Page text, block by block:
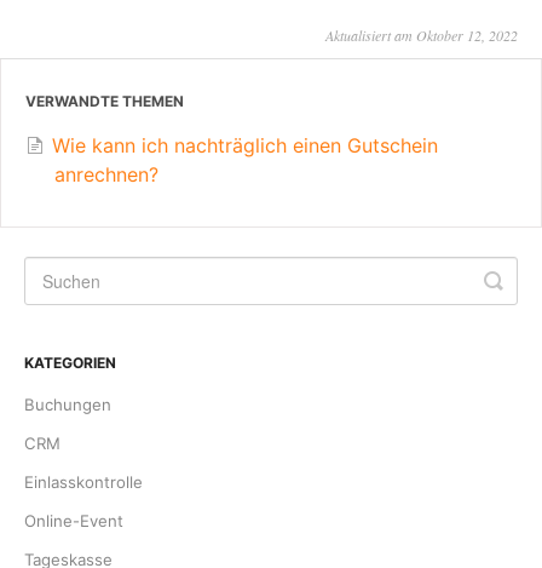
Aktualisiert am Oktober 12, 2022
VERWANDTE THEMEN
Wie kann ich nachträglich einen Gutschein
anrechnen?
KATEGORIEN
Buchungen
CRM
Einlasskontrolle
Online-Event
Tageskasse